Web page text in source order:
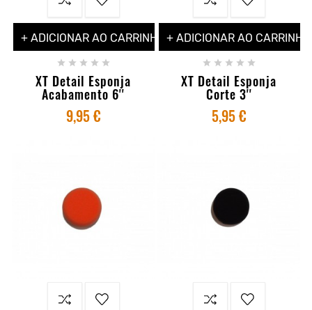
+ ADICIONAR AO CARRINHO
    
XT Detail Esponja
Acabamento 6''
9,95 €
+ ADICIONAR AO CARRINHO
    
XT Detail Esponja
Corte 3''
5,95 €